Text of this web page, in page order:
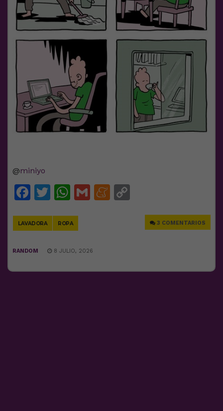
@miniyo
Facebook
Twitter
WhatsApp
GmailMeneame
LAVADORA ROPA 3 COMENTARIOS
RANDOM 8 JULIO, 2026